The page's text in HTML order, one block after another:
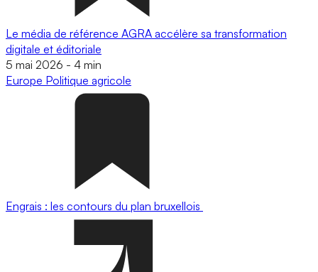
Le média de référence AGRA accélère sa transformation
digitale et éditoriale
5 mai 2026 - 4 min
Europe Politique agricole
Engrais : les contours du plan bruxellois